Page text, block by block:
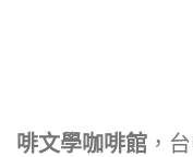
啡文學咖啡館 ，